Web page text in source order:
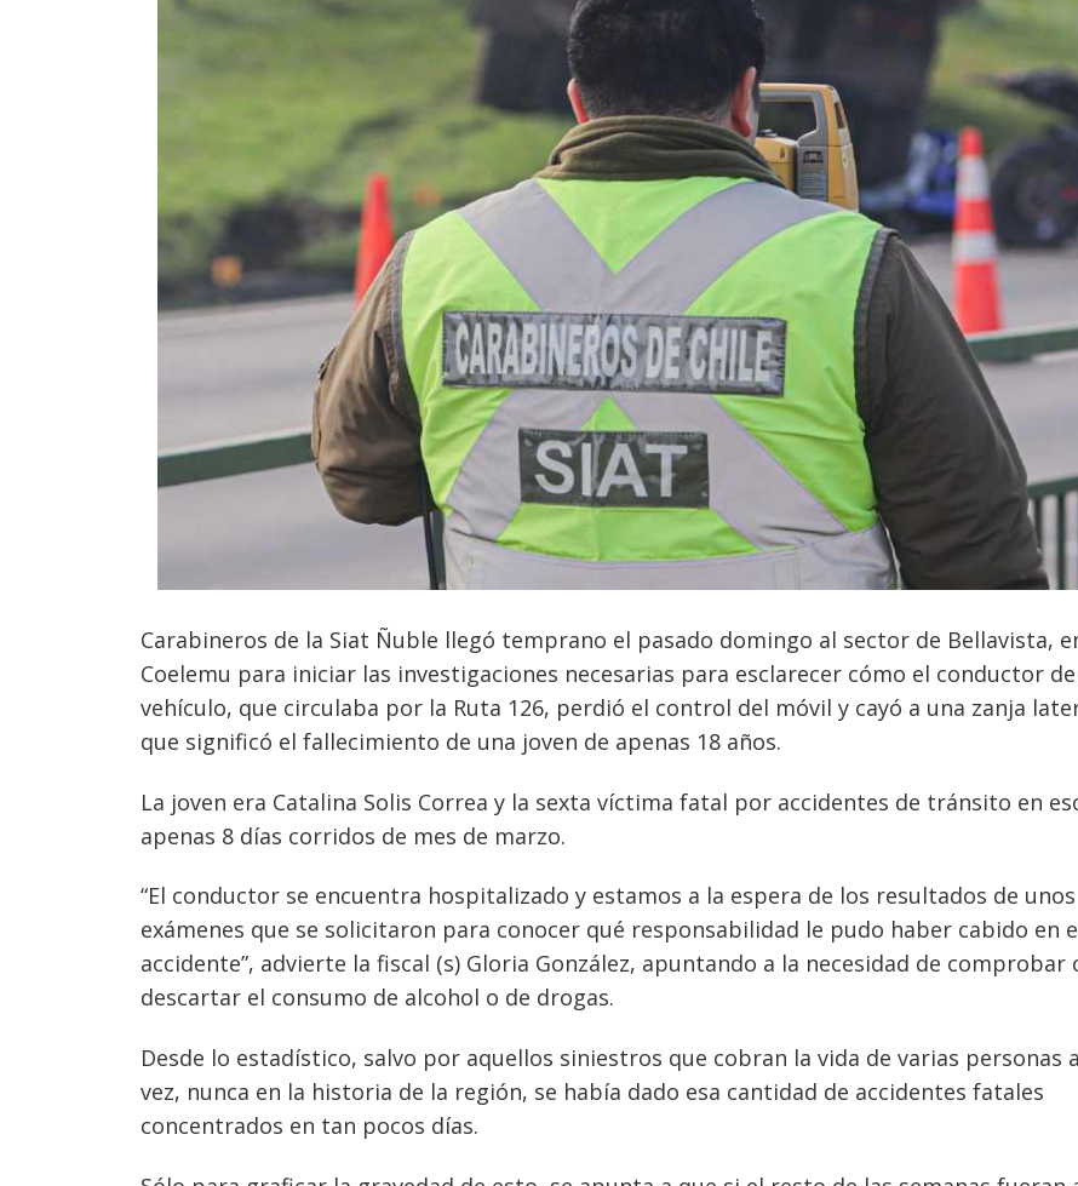
Carabineros de la Siat Ñuble llegó temprano el pasado domingo al sector de Bellavista,
Coelemu para iniciar las investigaciones necesarias para esclarecer cómo el conductor
vehículo, que circulaba por la Ruta 126, perdió el control del móvil y cayó a una zanja
que significó el fallecimiento de una joven de apenas 18 años.
La joven era Catalina Solis Correa y la sexta víctima fatal por accidentes de tránsito en
apenas 8 días corridos de mes de marzo.
“El conductor se encuentra hospitalizado y estamos a la espera de los resultados de unos
exámenes que se solicitaron para conocer qué responsabilidad le pudo haber cabido en
accidente”, advierte la fiscal (s) Gloria González, apuntando a la necesidad de comprobar
descartar el consumo de alcohol o de drogas.
Desde lo estadístico, salvo por aquellos siniestros que cobran la vida de varias personas
vez, nunca en la historia de la región, se había dado esa cantidad de accidentes fatales
concentrados en tan pocos días.